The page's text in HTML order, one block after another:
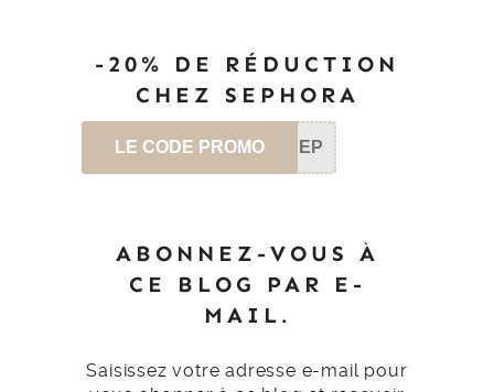
-20% DE RÉDUCTION
CHEZ SEPHORA
LE CODE PROMO SEP
ABONNEZ-VOUS À
CE BLOG PAR E-
MAIL.
Saisissez votre adresse e-mail pour